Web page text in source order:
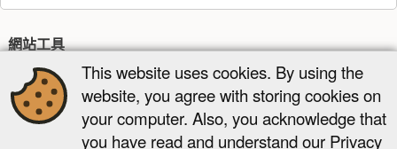
網站工具
最近更新 多媒體管理器 網站地圖
頁面工具
舊版 反向連結 回到頁頂
This website uses cookies. By using the
website, you agree with storing cookies on
your computer. Also, you acknowledge that
you have read and understand our Privacy